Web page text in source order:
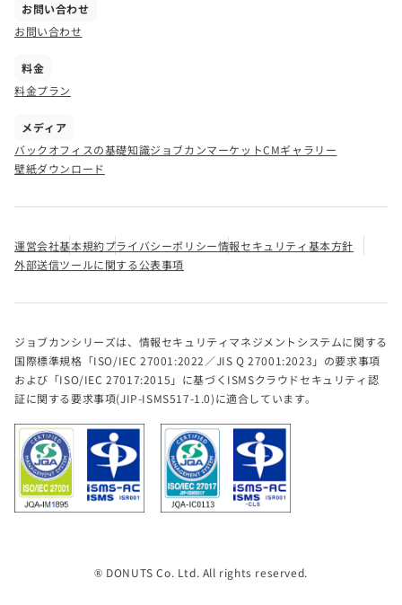
お問い合わせ
お問い合わせ
料金
料金プラン
メディア
バックオフィスの基礎知識ジョブカンマーケットCMギャラリー
壁紙ダウンロード
運営会社基本規約プライバシーポリシー情報セキュリティ基本方針
外部送信ツールに関する公表事項
ジョブカンシリーズは、情報セキュリティマネジメントシステムに関する
国際標準規格「ISO/IEC 27001:2022／JIS Q 27001:2023」の要求事項
および「ISO/IEC 27017:2015」に基づくISMSクラウドセキュリティ認
証に関する要求事項(JIP-ISMS517-1.0)に適合しています。
® DONUTS Co. Ltd. All rights reserved.